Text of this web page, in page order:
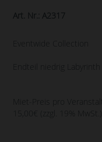
Art. Nr.: A2317
Eventwide Collection
Endteil niedrig Labyrinth
Miet-Preis pro
15,00€ (zzgl. 19% MwSt.)